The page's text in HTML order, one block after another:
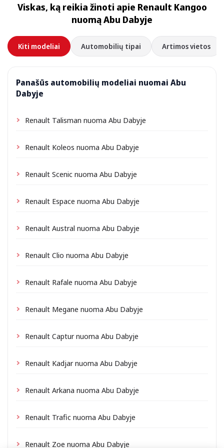
priklausomai nuo vietos gali būti taikomas nedidelis
pristatymo mokestis, visada nurodomas iš anksto.
Viskas, ką reikia žinoti apie Renault Kangoo
nuomą Abu Dabyje
Kiti modeliai Automobilių tipai Artimos vietos
Panašūs automobilių modeliai nuomai Abu
Dabyje
Renault Talisman nuoma Abu Dabyje
Renault Koleos nuoma Abu Dabyje
Renault Scenic nuoma Abu Dabyje
Renault Espace nuoma Abu Dabyje
Renault Austral nuoma Abu Dabyje
Renault Clio nuoma Abu Dabyje
Renault Rafale nuoma Abu Dabyje
Renault Megane nuoma Abu Dabyje
Renault Captur nuoma Abu Dabyje
Renault Kadjar nuoma Abu Dabyje
Renault Arkana nuoma Abu Dabyje
Renault Trafic nuoma Abu Dabyje
Renault Zoe nuoma Abu Dabyje